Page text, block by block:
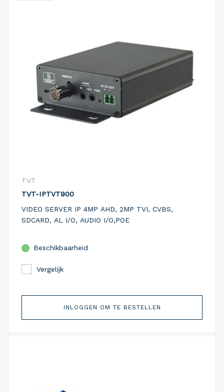
TVT
TVT-IPTVT900
VIDEO SERVER IP 4MP AHD, 2MP TVI, CVBS,
SDCARD, AL I/O, AUDIO I/O,POE
Beschikbaarheid
Vergelijk
INLOGGEN OM TE BESTELLEN